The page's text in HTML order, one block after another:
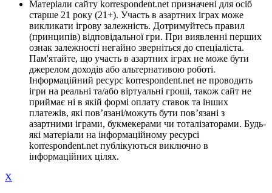
Матеріали сайту korrespondent.net призначені для осіб
старше 21 року (21+). Участь в азартних іграх може
викликати ігрову залежність. Дотримуйтесь правил
(принципів) відповідальної гри. При виявленні перших
ознак залежності негайно зверніться до спеціаліста.
Пам'ятайте, що участь в азартних іграх не може бути
джерелом доходів або альтернативою роботі.
Інформаційний ресурс korrespondent.net не проводить
ігри на реальні та/або віртуальні гроші, також сайт не
приймає ні в якій формі оплату ставок та інших
платежів, які пов’язані/можуть бути пов’язані з
азартними іграми, букмекерами чи тоталізаторами. Будь-
які матеріали на інформаційному ресурсі
korrespondent.net публікуються виключно в
інформаційних цілях.
X